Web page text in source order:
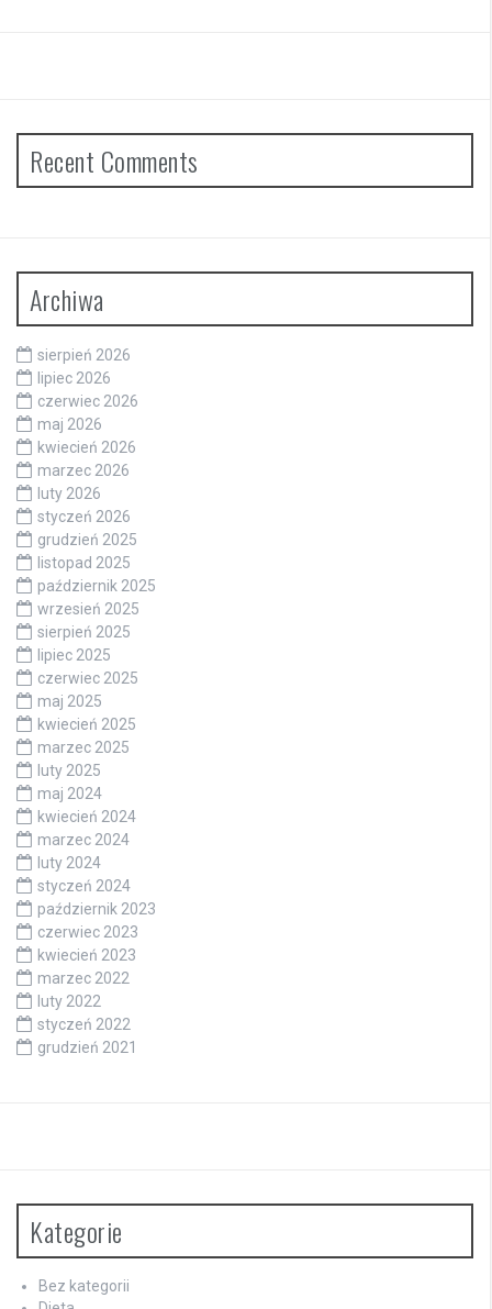
Recent Comments
Archiwa
sierpień 2026
lipiec 2026
czerwiec 2026
maj 2026
kwiecień 2026
marzec 2026
luty 2026
styczeń 2026
grudzień 2025
listopad 2025
październik 2025
wrzesień 2025
sierpień 2025
lipiec 2025
czerwiec 2025
maj 2025
kwiecień 2025
marzec 2025
luty 2025
maj 2024
kwiecień 2024
marzec 2024
luty 2024
styczeń 2024
październik 2023
czerwiec 2023
kwiecień 2023
marzec 2022
luty 2022
styczeń 2022
grudzień 2021
Kategorie
Bez kategorii